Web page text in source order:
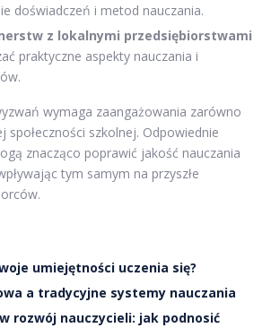
doświadczeń i metod nauczania.
z lokalnymi przedsiębiorstwami
praktyczne aspekty nauczania i
wymaga zaangażowania zarówno
społeczności szkolnej. Odpowiednie
znacząco poprawić jakość nauczania
tym samym na przyszłe
umiejętności uczenia się?
a tradycyjne systemy nauczania
rozwój nauczycieli: jak podnosić